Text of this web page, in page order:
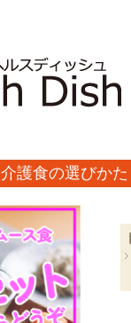
介護食の選びかた